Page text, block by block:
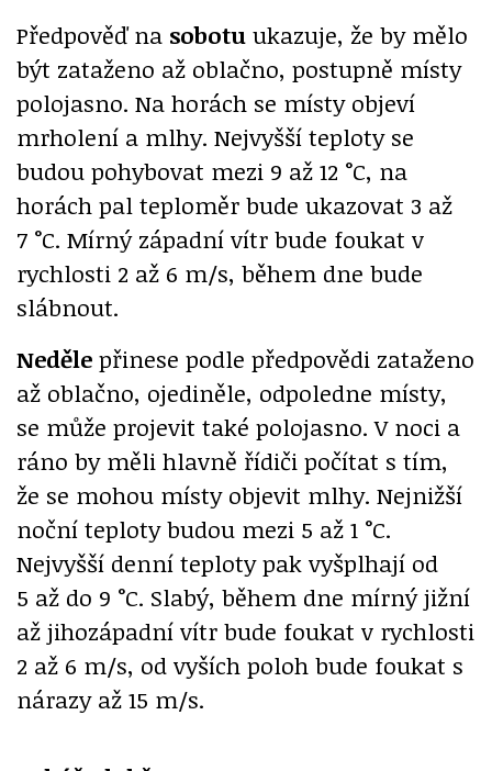
Předpověď na sobotu ukazuje, že by mělo
být zataženo až oblačno, postupně místy
polojasno. Na horách se místy objeví
mrholení a mlhy. Nejvyšší teploty se
budou pohybovat mezi 9 až 12 °C, na
horách pal teploměr bude ukazovat 3 až
7 °C. Mírný západní vítr bude foukat v
rychlosti 2 až 6 m/s, během dne bude
slábnout.
Neděle přinese podle předpovědi zataženo
až oblačno, ojediněle, odpoledne místy,
se může projevit také polojasno. V noci a
ráno by měli hlavně řídiči počítat s tím,
že se mohou místy objevit mlhy. Nejnižší
noční teploty budou mezi 5 až 1 °C.
Nejvyšší denní teploty pak vyšplhají od
5 až do 9 °C. Slabý, během dne mírný jižní
až jihozápadní vítr bude foukat v rychlosti
2 až 6 m/s, od vyších poloh bude foukat s
nárazy až 15 m/s.